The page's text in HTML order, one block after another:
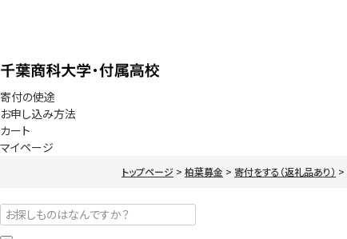
寄付の使途
お申し込み方法
カート
マイページ
トップページ 柏葉募金 寄付をする（返礼品あり）